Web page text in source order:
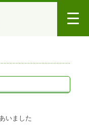
いました